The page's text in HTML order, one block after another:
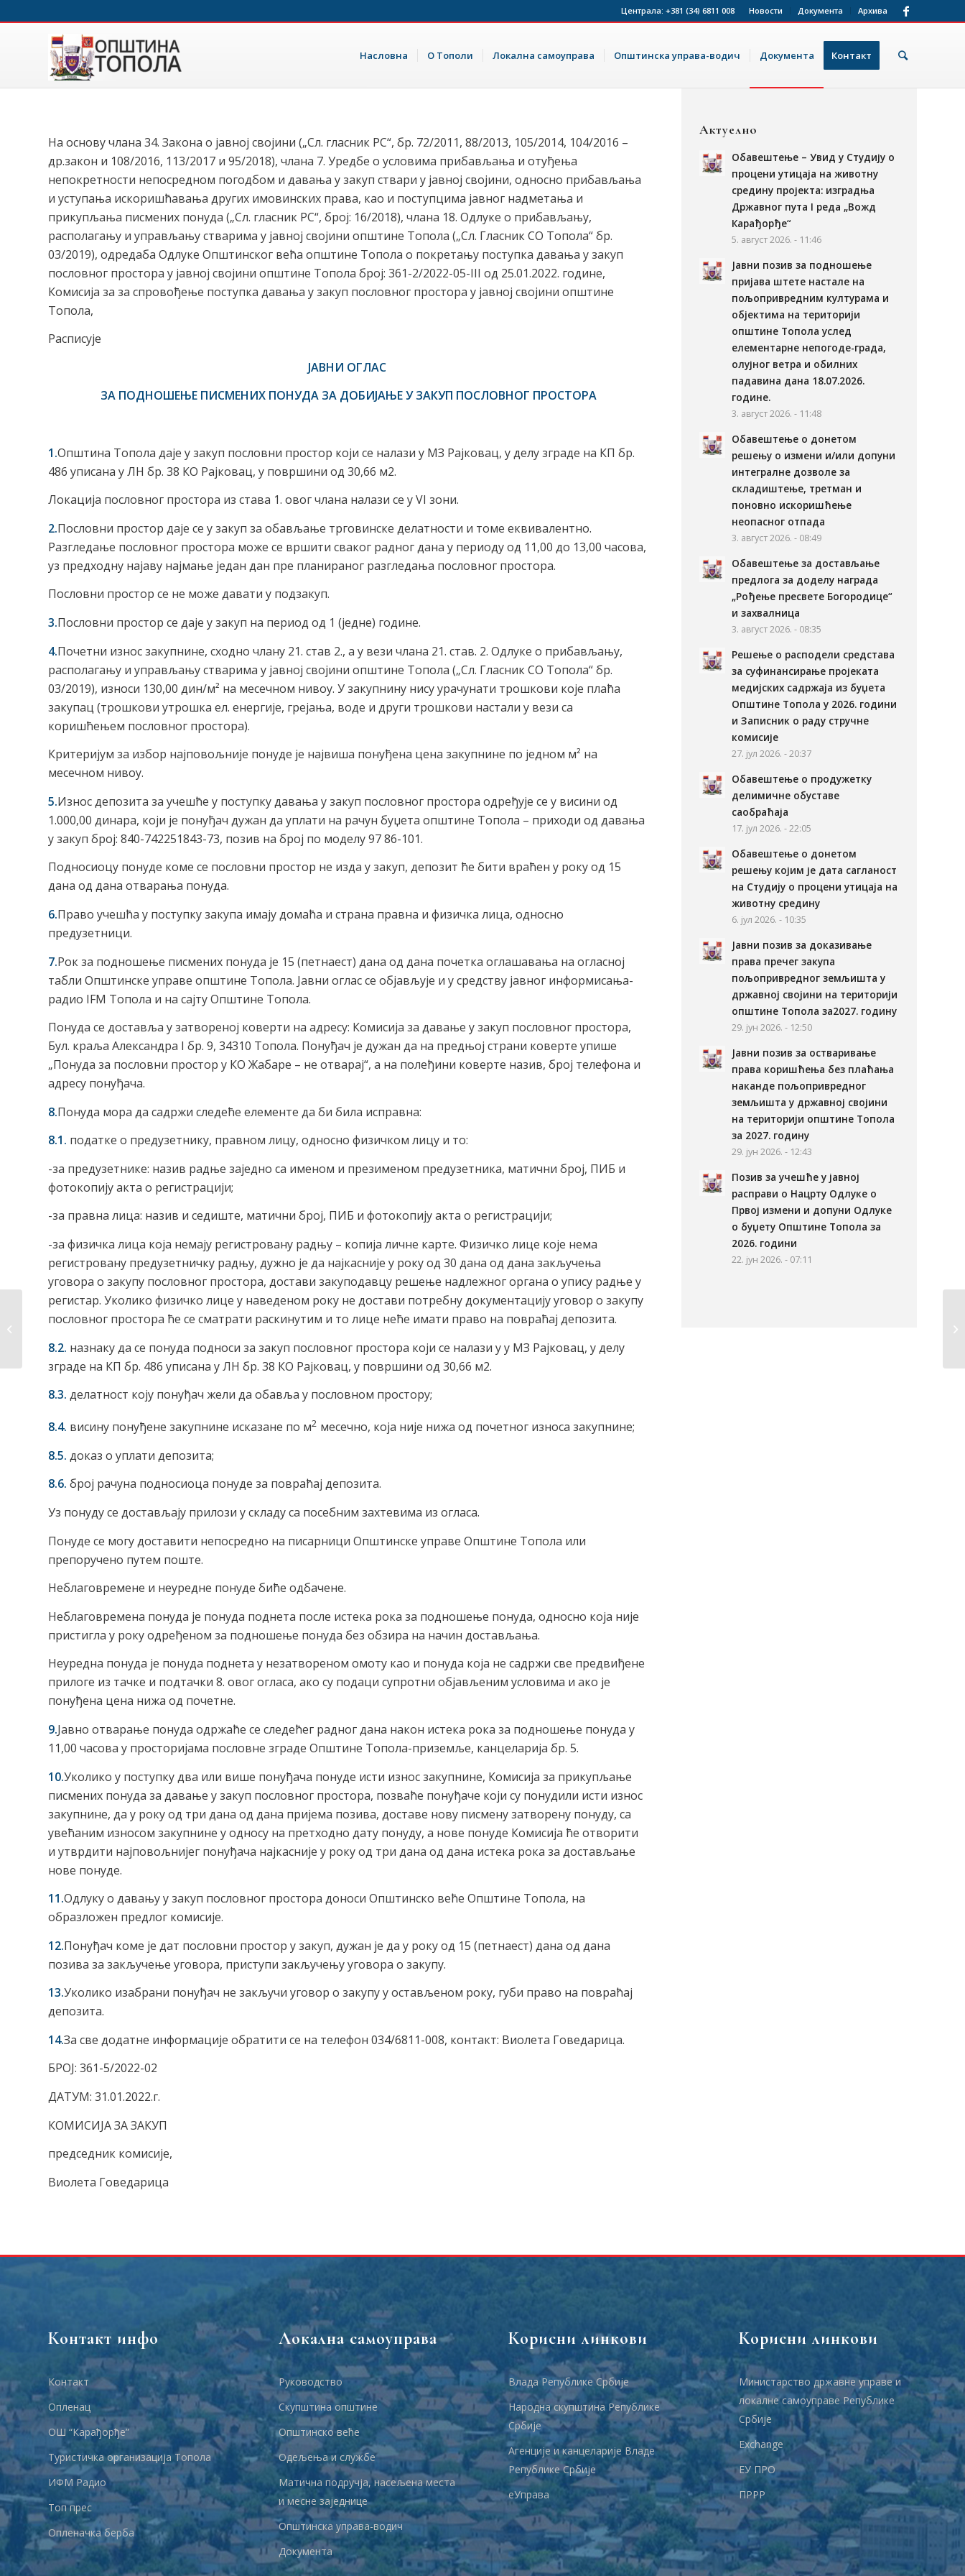
Новости Документа Архива
Централа: +381 (34) 6811 008
Насловна О Тополи Локална самоуправа Општинска управа-водич Документа Контакт
На основу члана 34. Закона о јавној својини („Сл. гласник РС“, бр. 72/2011, 88/2013, 105/2014, 104/2016 –
др.закон и 108/2016, 113/2017 и 95/2018), члана 7. Уредбе о условима прибављања и отуђења
непокретности непосредном погодбом и давања у закуп ствари у јавној својини, односно прибављања
и уступања искоришћавања других имовинских права, као и поступцима јавног надметања и
прикупљања писмених понуда („Сл. гласник РС“, број: 16/2018), члана 18. Одлуке о прибављању,
располагању и управљању стварима у јавној својини општине Топола („Сл. Гласник СО Топола“ бр.
03/2019), одредаба Одлуке Општинског већа општине Топола о покретању поступка давања у закуп
пословног простора у јавној својини општине Топола број: 361-2/2022-05-III од 25.01.2022. године,
Комисија за за спровођење поступка давања у закуп пословног простора у јавној својини општине
Топола,
Расписује
ЈАВНИ ОГЛАС
ЗА ПОДНОШЕЊЕ ПИСМЕНИХ ПОНУДА ЗА ДОБИЈАЊЕУ ЗАКУП ПОСЛОВНОГ ПРОСТОРА
1.Општина Топола даје у закуп пословни простор који се налази у МЗ Рајковац, у делу зграде на КП бр.
486 уписана у ЛН бр. 38 КО Рајковац, у површини од 30,66 м2.
Локација пословног простора из става 1. овог члана налази се у VI зони.
2.Пословни простор даје се у закуп за обављање трговинске делатности и томе еквивалентно.
Разгледање пословног простора може се вршити сваког радног дана у периоду од 11,00 до 13,00 часова,
уз предходну најаву најмање један дан пре планираног разгледања пословног простора.
Пословни простор се не може давати у подзакуп.
3.Пословни простор се даје у закуп на период од 1 (једне) године.
4.Почетни износ закупнине, сходно члану 21. став 2., а у вези члана 21. став. 2. Одлуке о прибављању,
располагању и управљању стварима у јавној својини општине Топола („Сл. Гласник СО Топола“ бр.
03/2019), износи 130,00 дин/м² на месечном нивоу. У закупнину нису урачунати трошкови које плаћа
закупац (трошкови утрошка ел. енергије, грејања, воде и други трошкови настали у вези са
коришћењем пословног простора).
Критеријум за избор најповољније понуде је највиша понуђена цена закупнине по једном м² на
месечном нивоу.
5.Износ депозита за учешће у поступку давања у закуп пословног простора одређује се у висини од
1.000,00 динара, који је понуђач дужан да уплати на рачун буџета општине Топола – приходи од давања
у закуп број: 840-742251843-73, позив на број по моделу 97 86-101.
Подносиоцу понуде коме се пословни простор не изда у закуп, депозит ће бити враћен у року од 15
дана од дана отварања понуда.
6.Право учешћа у поступку закупа имају домаћа и страна правна и физичка лица, односно
предузетници.
7.Рок за подношење писмених понуда је 15 (петнаест) дана од дана почетка оглашавања на огласној
табли Општинске управе општине Топола. Јавни оглас се објављује и у средству јавног информисања-
радио IFM Топола и на сајту Општине Топола.
Понуда се доставља у затвореној коверти на адресу: Комисија за давање у закуп пословног простора,
Бул. краља Александра I бр. 9, 34310 Топола. Понуђач је дужан да на предњој страни коверте упише
„Понуда за пословни простор у КО Жабаре – не отварај“, а на полеђини коверте назив, број телефона и
адресу понуђача.
8.Понуда мора да садржи следеће елементе да би била исправна:
8.1. податке о предузетнику, правном лицу, односно физичком лицу и то:
-за предузетнике: назив радње заједно са именом и презименом предузетника, матични број, ПИБ и
фотокопију акта о регистрацији;
-за правна лица: назив и седиште, матични број, ПИБ и фотокопију акта о регистрацији;
-за физичка лица која немају регистровану радњу – копија личне карте. Физичко лице које нема
регистровану предузетничку радњу, дужно је да најкасније у року од 30 дана од дана закључења
уговора о закупу пословног простора, достави закуподавцу решење надлежног органа о упису радње у
регистар. Уколико физичко лице у наведеном року не достави потребну документацију уговор о закупу
пословног простора ће се сматрати раскинутим и то лице неће имати право на повраћај депозита.
8.2. назнаку да се понуда подноси за закуп пословног простора који се налази у у МЗ Рајковац, у делу
зграде на КП бр. 486 уписана у ЛН бр. 38 КО Рајковац, у површини од 30,66 м2.
8.3. делатност коју понуђач жели да обавља у пословном простору;
8.4. висину понуђене закупнине исказане по м2 месечно, која није нижа од почетног износа закупнине;
8.5. доказ о уплати депозита;
8.6. број рачуна подносиоца понуде за повраћај депозита.
Уз понуду се достављају прилози у складу са посебним захтевима из огласа.
Понуде се могу доставити непосредно на писарници Општинске управе Општине Топола или
препоручено путем поште.
Неблаговремене и неуредне понуде биће одбачене.
Неблаговремена понуда је понуда поднета после истека рока за подношење понуда, односно која није
пристигла у року одређеном за подношење понуда без обзира на начин достављања.
Неуредна понуда је понуда поднета у незатвореном омоту као и понуда која не садржи све предвиђене
прилоге из тачке и подтачки 8. овог огласа, ако су подаци супротни објављеним условима и ако је
понуђена цена нижа од почетне.
9.Јавно отварање понуда одржаће се следећег радног дана након истека рока за подношење понуда у
11,00 часова у просторијама пословне зграде Општине Топола-приземље, канцеларија бр. 5.
10.Уколико у поступку два или више понуђача понуде исти износ закупнине, Комисија за прикупљање
писмених понуда за давање у закуп пословног простора, позваће понуђаче који су понудили исти износ
закупнине, да у року од три дана од дана пријема позива, доставе нову писмену затворену понуду, са
увећаним износом закупнине у односу на претходно дату понуду, а нове понуде Комисија ће отворити
и утврдити најповољнијег понуђача најкасније у року од три дана од дана истека рока за достављање
нове понуде.
11.Одлуку о давању у закуп пословног простора доноси Општинско веће Општине Топола, на
образложен предлог комисије.
12.Понуђач коме је дат пословни простор у закуп, дужан је да у року од 15 (петнаест) дана од дана
позива за закључење уговора, приступи закључењу уговора о закупу.
13.Уколико изабрани понуђач не закључи уговор о закупу у остављеном року, губи право на повраћај
депозита.
14.За све додатне информације обратити се на телефон 034/6811-008, контакт: Виолета Говедарица.
БРОЈ: 361-5/2022-02
ДАТУМ: 31.01.2022.г.
КОМИСИЈА ЗА ЗАКУП
председник комисије,
Виолета Говедарица
Актуелно
Обавештење – Увид у Студију о
процени утицаја на животну
средину пројекта: изградња
Државног пута I реда „Вожд
Карађорђе“
5. август 2026. - 11:46
Јавни позив за подношење
пријава штете настале на
пољопривредним културама и
објектима на територији
општине Топола услед
елементарне непогоде-града,
олујног ветра и обилних
падавина дана 18.07.2026.
године.
3. август 2026. - 11:48
Обавештење о донетом
решењу о измени и/или допуни
интегралне дозволе за
складиштење, третман и
поновно искоришћење
неопасног отпада
3. август 2026. - 08:49
Обавештење за достављање
предлога за доделу награда
„Рођење пресвете Богородице“
и захвалница
3. август 2026. - 08:35
Решење о расподели средстава
за суфинансирање пројеката
медијских садржаја из буџета
Општине Топола у 2026. години
и Записник о раду стручне
комисије
27. јул 2026. - 20:37
Обавештење о продужетку
делимичне обуставе
саобраћаја
17. јул 2026. - 22:05
Обавештење о донетом
решењу којим је дата сагланост
на Студију о процени утицаја на
животну средину
6. јул 2026. - 10:35
Јавни позив за доказивање
права пречег закупа
пољопривредног земљишта у
државној својини на територији
општине Топола за2027. годину
29. јун 2026. - 12:50
Јавни позив за остваривање
права коришћења без плаћања
наканде пољопривредног
земљишта у државној својини
на територији општине Топола
за 2027. годину
29. јун 2026. - 12:43
Позив за учешће у јавној
расправи о Нацрту Одлуке о
Првој измени и допуни Одлуке
о буџету Општине Топола за
2026. години
22. јун 2026. - 07:11
Контакт инфо
Контакт
Опленац
ОШ “Карађорђе”
Туристичка организација Топола
ИФМ Радио
Топ прес
Опленачка берба
Локална самоуправа
Руководство
Скупштина општине
Општинско веће
Одељења и службе
Матична подручја, насељена места
и месне заједнице
Општинска управа-водич
Документа
Корисни линкови
Влада Републике Србије
Народна скупштина Републике
Србије
Агенције и канцеларије Владе
Републике Србије
еУправа
Корисни линкови
Министарство државне управе и
локалне самоуправе Републике
Србије
Еxchange
ЕУ ПРО
ПРРР
на делу...